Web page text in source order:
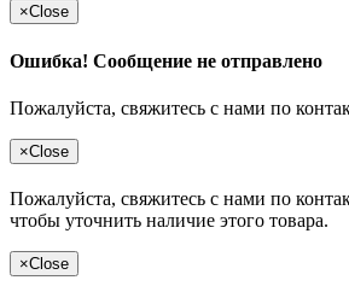
×Close
Ошибка! Сообщение не отправлено
Пожалуйста, свяжитесь с нами по
×Close
Пожалуйста, свяжитесь с нами по
чтобы уточнить наличие этого товара.
×Close